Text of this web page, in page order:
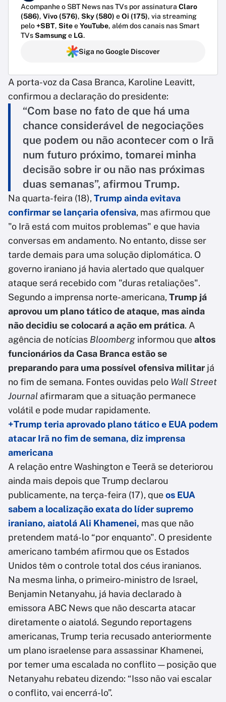
Acompanhe o SBT News nas TVs por assinatura Claro
(586), Vivo (576), Sky (580) eOi (175), via streaming
pelo+SBT, SiteeYouTube, além dos canais nas Smart
TVsSamsunge LG.
Siga no Google Discover
A porta-voz da Casa Branca, Karoline Leavitt,
confirmou a declaração do presidente:
“Com base no fato de que há uma
chance considerável de negociações
que podem ou não acontecer com o Irã
num futuro próximo, tomarei minha
decisão sobre ir ou não nas próximas
duas semanas”, afirmou Trump.
Na quarta-feira (18), Trump ainda evitava
confirmar se lançaria ofensiva, mas afirmou que
"o Irã está com muitos problemas" e que havia
conversas em andamento. No entanto, disse ser
tarde demais para uma solução diplomática. O
governo iraniano já havia alertado que qualquer
ataque será recebido com "duras retaliações".
Segundo a imprensa norte-americana, Trump já
aprovou um plano tático de ataque, mas ainda
não decidiu se colocará a ação em prática. A
agência de notícias Bloomberg informou quealtos
funcionários da Casa Branca estão se
preparando para uma possível ofensiva militar já
no fim de semana. Fontes ouvidas pelo Wall Street
Journal afirmaram que a situação permanece
volátil e pode mudar rapidamente.
+Trump teria aprovado plano tático e EUA podem
atacar Irã no fim de semana, diz imprensa
americana
A relação entre Washington e Teerã se deteriorou
ainda mais depois que Trump declarou
publicamente, na terça-feira (17), queos EUA
sabem a localização exata do líder supremo
iraniano, aiatolá Ali Khamenei, mas que não
pretendem matá-lo “por enquanto". O presidente
americano também afirmou que os Estados
Unidos têm o controle total dos céus iranianos.
Na mesma linha, o primeiro-ministro de Israel,
Benjamin Netanyahu, já havia declarado à
emissora ABC News que não descarta atacar
diretamente o aiatolá. Segundo reportagens
americanas, Trump teria recusado anteriormente
um plano israelense para assassinar Khamenei,
por temer uma escalada no conflito — posição que
Netanyahu rebateu dizendo: “Isso não vai escalar
o conflito, vai encerrá-lo”.